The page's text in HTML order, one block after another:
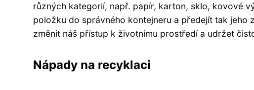
různých kategorií, např. papír, karton, sklo, kovové
položku do správného kontejneru a předejít tak jeho
změnit náš přístup k životnímu prostředí a udržet
Nápady na recyklaci